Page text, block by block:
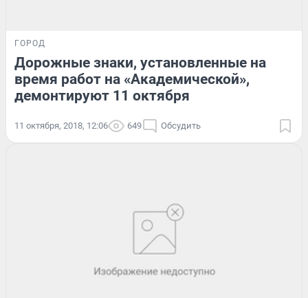
ГОРОД
Дорожные знаки, установленные на
время работ на «Академической»,
демонтируют 11 октября
11 октября, 2018, 12:06 649 Обсудить